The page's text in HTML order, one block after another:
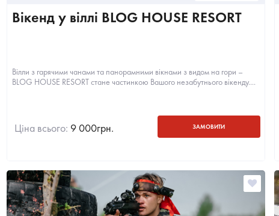
Вікенд у віллі BLOG HOUSE RESORT
Вілли з гарячими чанами та панорамними вікнами з видом на гори –
BLOG HOUSE RESORT стане частинкою Вашого незабутнього вікенду....
Ціна всього: 9 000грн. ЗАМОВИТИ